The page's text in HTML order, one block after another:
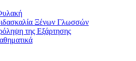
Ξένων Γλωσσών
της Εξάρτησης